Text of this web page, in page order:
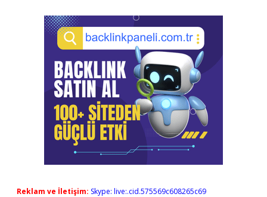
Reklam ve İletişim: Skype: live:.cid.575569c608265c69